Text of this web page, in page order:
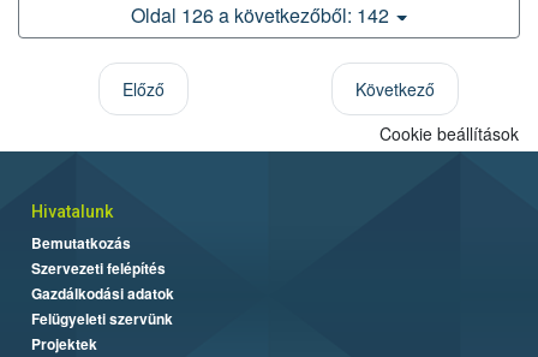
Oldal 126 a következőből: 142
Előző
Következő
Cookie beállítások
Hivatalunk
Bemutatkozás
Szervezeti felépítés
Gazdálkodási adatok
Felügyeleti szervünk
Projektek